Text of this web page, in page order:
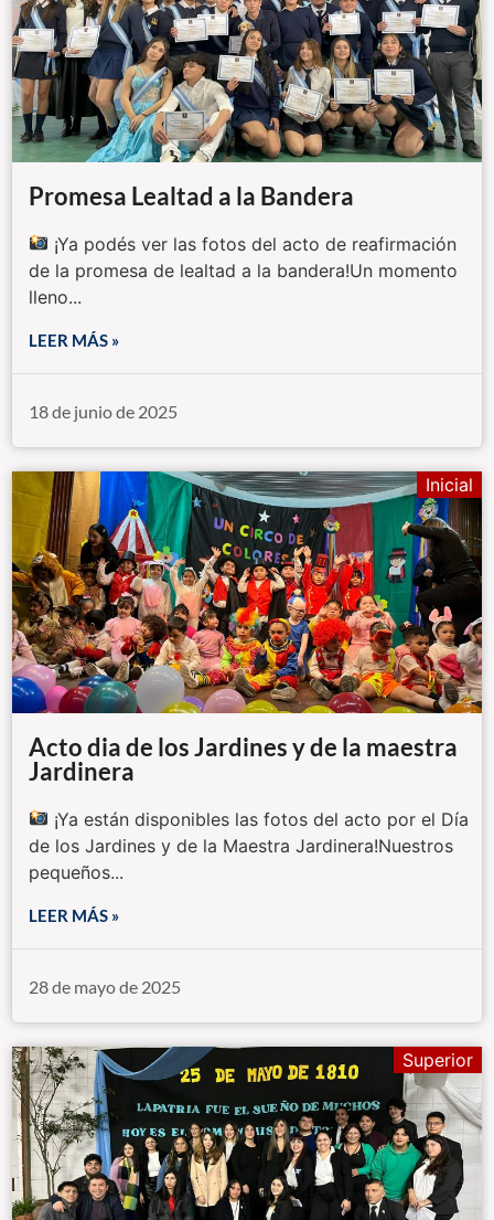
Promesa Lealtad a la Bandera
¡Ya podés ver las fotos del acto de reafirmación
de la promesa de lealtad a la bandera!Un momento
lleno...
LEER MÁS »
18 de junio de 2025
Acto dia de los Jardines y de la maestra
Jardinera
¡Ya están disponibles las fotos del acto por el Día
de los Jardines y de la Maestra Jardinera!Nuestros
pequeños...
LEER MÁS »
Inicial
28 de mayo de 2025
Superior